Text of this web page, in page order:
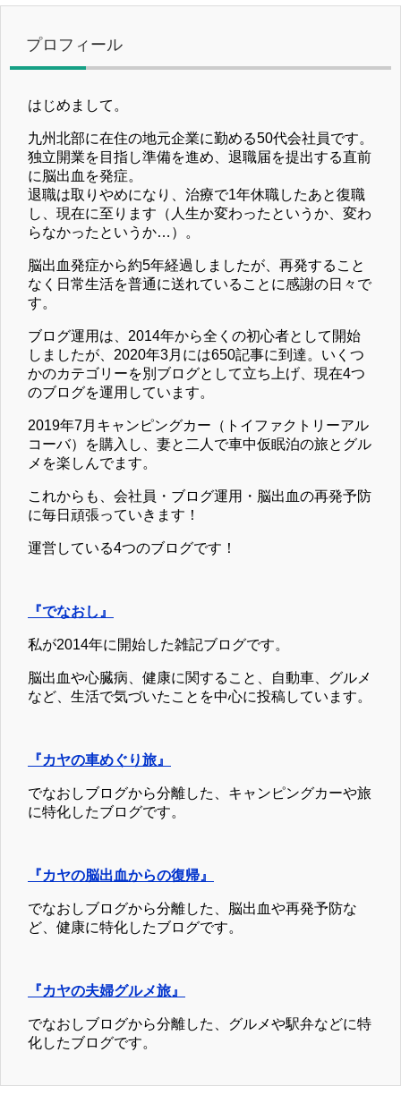
プロフィール
はじめまして。
九州北部に在住の地元企業に勤める50代会社員です。
独立開業を目指し準備を進め、退職届を提出する直前
に脳出血を発症。
退職は取りやめになり、治療で1年休職したあと復職
し、現在に至ります（人生か変わったというか、変わ
らなかったというか…）。
脳出血発症から約5年経過しましたが、再発すること
なく日常生活を普通に送れていることに感謝の日々で
す。
ブログ運用は、2014年から全くの初心者として開始
しましたが、2020年3月には650記事に到達。いくつ
かのカテゴリーを別ブログとして立ち上げ、現在4つ
のブログを運用しています。
2019年7月キャンピングカー（トイファクトリーアル
コーバ）を購入し、妻と二人で車中仮眠泊の旅とグル
メを楽しんでます。
これからも、会社員・ブログ運用・脳出血の再発予防
に毎日頑張っていきます！
運営している4つのブログです！
『でなおし』
私が2014年に開始した雑記ブログです。
脳出血や心臓病、健康に関すること、自動車、グルメ
など、生活で気づいたことを中心に投稿しています。
『カヤの車めぐり旅』
でなおしブログから分離した、キャンピングカーや旅
に特化したブログです。
『カヤの脳出血からの復帰』
でなおしブログから分離した、脳出血や再発予防な
ど、健康に特化したブログです。
『カヤの夫婦グルメ旅』
でなおしブログから分離した、グルメや駅弁などに特
化したブログです。